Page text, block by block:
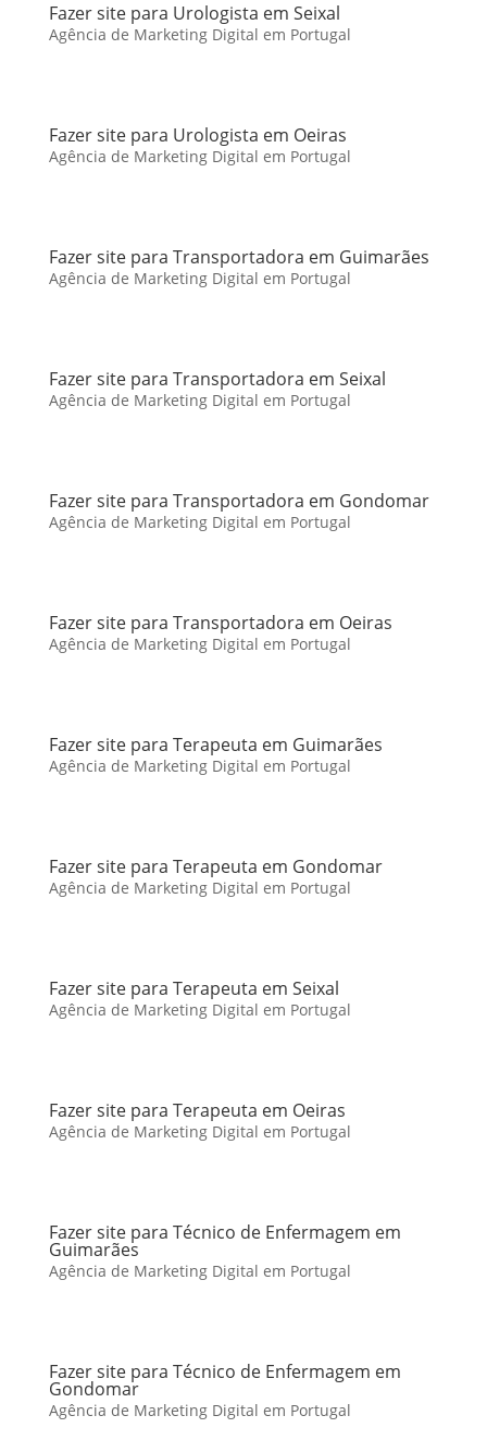
Fazer site para Urologista em Seixal
Agência de Marketing Digital em Portugal
Fazer site para Urologista em Oeiras
Agência de Marketing Digital em Portugal
Fazer site para Transportadora em Guimarães
Agência de Marketing Digital em Portugal
Fazer site para Transportadora em Seixal
Agência de Marketing Digital em Portugal
Fazer site para Transportadora em Gondomar
Agência de Marketing Digital em Portugal
Fazer site para Transportadora em Oeiras
Agência de Marketing Digital em Portugal
Fazer site para Terapeuta em Guimarães
Agência de Marketing Digital em Portugal
Fazer site para Terapeuta em Gondomar
Agência de Marketing Digital em Portugal
Fazer site para Terapeuta em Seixal
Agência de Marketing Digital em Portugal
Fazer site para Terapeuta em Oeiras
Agência de Marketing Digital em Portugal
Fazer site para Técnico de Enfermagem em
Guimarães
Agência de Marketing Digital em Portugal
Fazer site para Técnico de Enfermagem em
Gondomar
Agência de Marketing Digital em Portugal